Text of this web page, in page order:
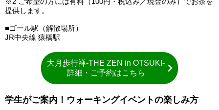
提供します。
■ゴール駅（解散場所）
JR中央線 猿橋駅
大月歩行禅-THE ZEN in OTSUKI-
詳細・ご予約はこちら
学生がご案内！ウォーキングイベントの楽しみ方